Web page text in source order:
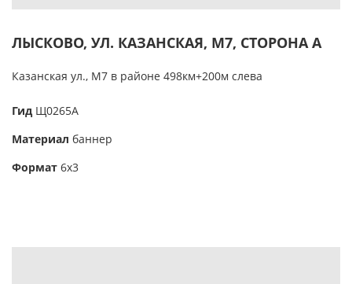
ЛЫСКОВО, УЛ. КАЗАНСКАЯ, М7, СТОРОНА А
Казанская ул., М7 в районе 498км+200м слева
Гид Щ0265А
Материал баннер
Формат 6х3